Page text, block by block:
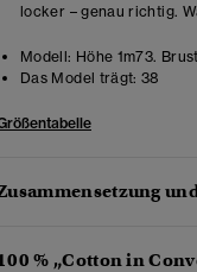
locker – genau richtig.
Modell: Höhe 1m73.
Das Model trägt: 38
% „Cotton in